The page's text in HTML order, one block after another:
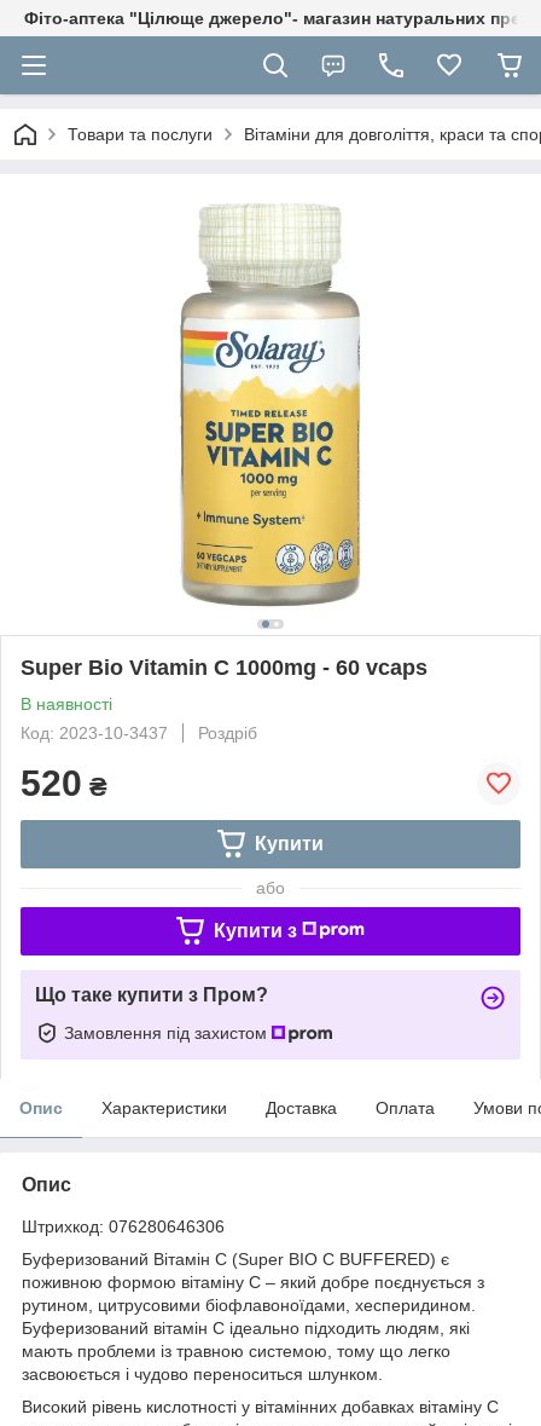
Фіто-аптека "Цілюще джерело"- магазин натуральних
Товари та послуги Вітаміни для довголіття, краси та
Super Bio Vitamin C 1000mg - 60 vcaps
В наявності
Код: 2023-10-3437
Роздріб
520 ₴
Купити
або
Купити з
Що таке купити з Пром?
Замовлення під захистом
Опис Характеристики Доставка Оплата Умови
Опис
Штрихкод: 076280646306
Буферизований Вітамін С (Super BIO C BUFFERED) є
поживною формою вітаміну С – який добре поєднується з
рутином, цитрусовими біофлавоноїдами, хесперидином.
Буферизований вітамін С ідеально підходить людям, які
мають проблеми із травною системою, тому що легко
засвоюється і чудово переноситься шлунком.
Високий рівень кислотності у вітамінних добавках вітаміну С